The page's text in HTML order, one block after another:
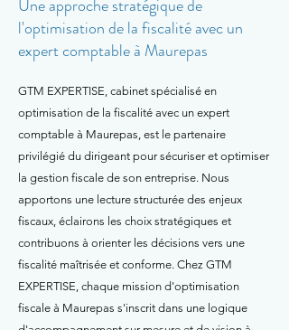
Une approche stratégique de
l'optimisation de la fiscalité avec un
expert comptable à Maurepas
GTM EXPERTISE, cabinet spécialisé en
optimisation de la fiscalité avec un expert
comptable à Maurepas, est le partenaire
privilégié du dirigeant pour sécuriser et optimiser
la gestion fiscale de son entreprise. Nous
apportons une lecture structurée des enjeux
fiscaux, éclairons les choix stratégiques et
contribuons à orienter les décisions vers une
fiscalité maîtrisée et conforme. Chez GTM
EXPERTISE, chaque mission d'optimisation
fiscale à Maurepas s'inscrit dans une logique